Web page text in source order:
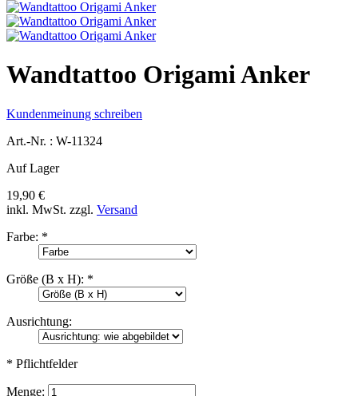
Wandtattoo Origami Anker
Kundenmeinung schreiben
Art.-Nr. : W-11324
Auf Lager
19,90 €
inkl. MwSt. zzgl. Versand
Farbe: *
Größe (B x H): *
Ausrichtung:
* Pflichtfelder
Menge: